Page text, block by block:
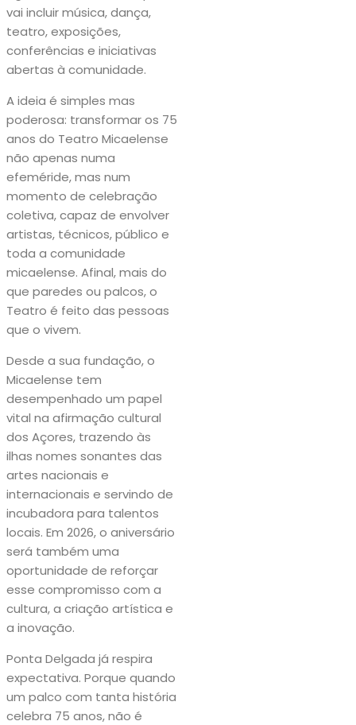
vai incluir música, dança,
teatro, exposições,
conferências e iniciativas
abertas à comunidade.
A ideia é simples mas
poderosa: transformar os 75
anos do Teatro Micaelense
não apenas numa
efeméride, mas num
momento de celebração
coletiva, capaz de envolver
artistas, técnicos, público e
toda a comunidade
micaelense. Afinal, mais do
que paredes ou palcos, o
Teatro é feito das pessoas
que o vivem.
Desde a sua fundação, o
Micaelense tem
desempenhado um papel
vital na afirmação cultural
dos Açores, trazendo às
ilhas nomes sonantes das
artes nacionais e
internacionais e servindo de
incubadora para talentos
locais. Em 2026, o aniversário
será também uma
oportunidade de reforçar
esse compromisso com a
cultura, a criação artística e
a inovação.
Ponta Delgada já respira
expectativa. Porque quando
um palco com tanta história
celebra 75 anos, não é